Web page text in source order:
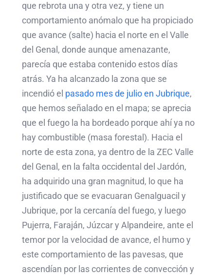
que rebrota una y otra vez, y tiene un
comportamiento anómalo que ha propiciado
que avance (salte) hacia el norte en el Valle
del Genal, donde aunque amenazante,
parecía que estaba contenido estos días
atrás. Ya ha alcanzado la zona que se
incendió el pasado mes de julio en Jubrique,
que hemos señalado en el mapa; se aprecia
que el fuego la ha bordeado porque ahí ya no
hay combustible (masa forestal). Hacia el
norte de esta zona, ya dentro de la ZEC Valle
del Genal, en la falta occidental del Jardón,
ha adquirido una gran magnitud, lo que ha
justificado que se evacuaran Genalguacil y
Jubrique, por la cercanía del fuego, y luego
Pujerra, Faraján, Júzcar y Alpandeire, ante el
temor por la velocidad de avance, el humo y
este comportamiento de las pavesas, que
ascendían por las corrientes de convección y